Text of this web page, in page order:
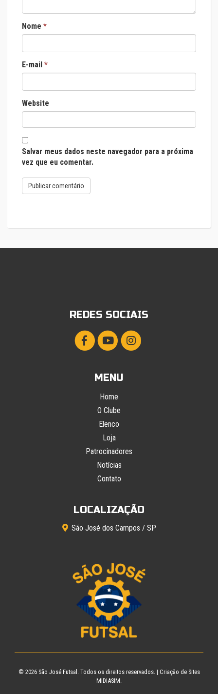
Nome *
E-mail *
Website
Salvar meus dados neste navegador para a próxima
vez que eu comentar.
REDES SOCIAIS
MENU
Home
O Clube
Elenco
Loja
Patrocinadores
Notícias
Contato
LOCALIZAÇÃO
São José dos Campos / SP
© 2026 São José Futsal . Todos os direitos reservados. | Criação de Sites
MIDIASIM.